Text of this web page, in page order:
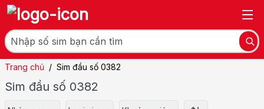
Trang chủ / Sim đầu số 0382
Sim đầu số 0382